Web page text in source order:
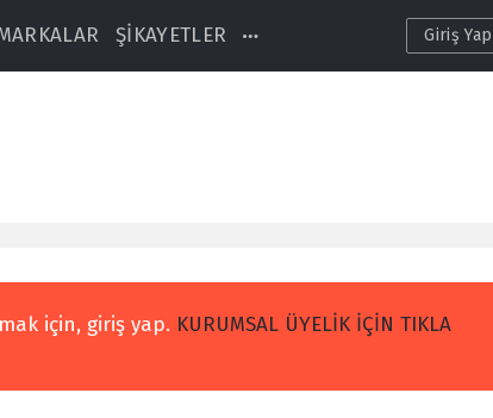
ŞİKAYETLER Giriş Yap
için, giriş yap. KURUMSAL ÜYELİK İÇİN TIKLA